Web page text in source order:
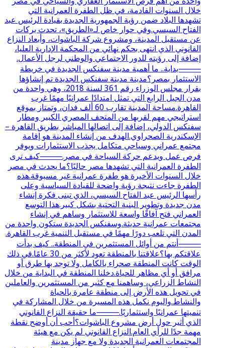
خلال السنوات القادمة، في ظل الطفرة العمرانية التي
تشهدها البلاد ضمن رؤية الجمهورية الجديدة بقيادة الرئيس عبد
الفتاح السيسي.وفي حوار خاص لـ«الطريق»، تحدث بركات
عن مستقبل المدينة، ومشروع شركة الباشوات، وأبعاد النزاع
القانوني الذي انتهى بحكم نهائي من المحكمة الإدارية العليا،
إضافة إلى رؤيته للدور الاجتماعي والوطني لرجل الأعمال.
⸻بداية.. ما أهمية مدينة سفنكس الجديدة في خريطة
الاستثمار بمصر؟مدينة مدينة سفنكس الجديدة تم إنشاؤها
بقرار مجلس الوزراء رقم 361 لسنة 2018، وهي واحدة من
مدن الجيل الرابع التي تمثل امتدادًا عمرانيًا مهمًا غرب
القاهرة.مساحة المدينة تقارب 60 ألف فدان، وتمتاز بموقع
استراتيجي مهم لقربها من المتحف المصري الكبير ومطار
سفنكس الدولي، إضافة إلى اتصالها المباشر بطريق القاهرة –
الإسكندرية الصحراوي.الهدف من إنشاء المدينة هو إقامة
مجتمع عمراني وسياحي متكامل يجذب الاستثمارات ويوفر
فرص عمل ويدعم حركة السياحة في مصر.⸻كيف ترى
الطفرة العمرانية التي تشهدها مصر حاليًا؟ما يحدث في مصر
خلال السنوات الأخيرة هو طفرة عمرانية غير مسبوقة.هذه
الطفرة جاءت نتيجة رؤية واضحة للقيادة السياسية وعلى
رأسها الرئيس عبد الفتاح السيسي، الذي تبنى فكرة إنشاء
مدن جديدة وتطوير البنية التحتية بشكل كبير.هذا التوسع
العمراني فتح آفاقًا واسعة للاستثمار وساهم في إنشاء
مجتمعات عمرانية حديثة.وسفنكس الجديدة ستكون واحدة من
المدن التي تلعب دورًا مهمًا في مستقبل التنمية غرب القاهرة.
⸻أنتم من أوائل المستثمرين في المنطقة.. كيف بدأت
علاقتكم بها؟علاقتنا بالمنطقة تعود لأكثر من 30 عامًا.في ذلك
الوقت كانت المنطقة صحراء بالكامل ولا توجد بها طرق أو
مرافق أو أي مظاهر للحياة.دخلنا المنطقة في البداية من خلال
النشاط الزراعي، وساهمنا مع كثير من المستثمرين والعاملين
في تحويل هذه الأرض إلى منطقة عامرة بالحياة
والنشاط.واليوم نكمل هذه المسيرة من خلال المشاركة في
تنميتها عمرانيًا واستثماريًا.⸻ما حقيقة النزاع القانوني
الذي أثير حول أرض مشروع الباشوات؟أحب أن أوضح نقطة
مهمة جدًا للرأي العام.النزاع القانوني لم يكن مع هيئة
المجتمعات العمرانية الجديدة ولا مع جهاز مدينة